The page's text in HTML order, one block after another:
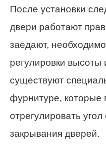
После установки
двери работают
заедают,
регулировки высоты
существуют
фурнитуре, которые
отрегулировать
закрывания дверей.